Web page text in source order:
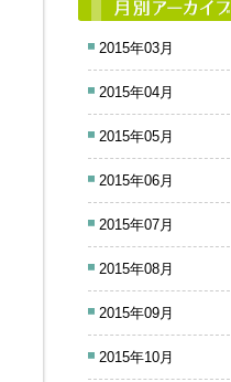
2015年03月
2015年04月
2015年05月
2015年06月
2015年07月
2015年08月
2015年09月
2015年10月